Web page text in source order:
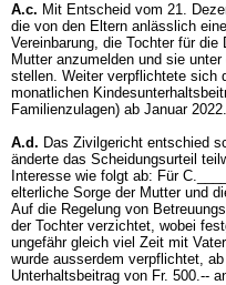
A.c. Mit Entscheid vom 21.
die von den Eltern anlässlich
Vereinbarung, die Tochter für
Mutter anzumelden und sie
stellen. Weiter verpflichtete sich
monatlichen
Familienzulagen) ab Januar
A.d. Das Zivilgericht entschied
änderte das Scheidungsurteil
Interesse wie folgt ab: Für
elterliche Sorge der Mutter und
Auf die Regelung von
der Tochter verzichtet, wobei
ungefähr gleich viel Zeit mit
wurde ausserdem verpflichtet,
Unterhaltsbeitrag von Fr. 500.--